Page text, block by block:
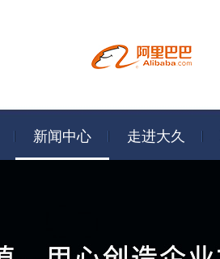
新闻中心 走进大久